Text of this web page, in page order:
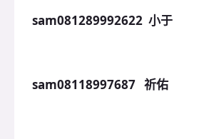
sam081289992622 小于
sam08118997687 祈佑